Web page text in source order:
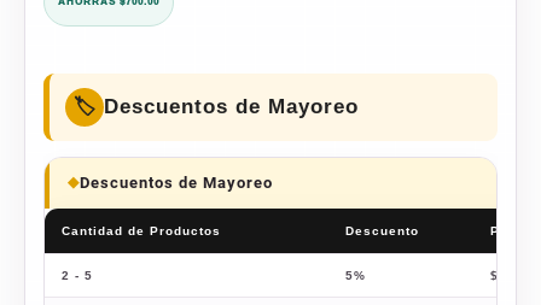
$2,499.00.
$1,799.00.
Descuentos de Mayoreo
Descuentos de Mayoreo
Cantidad de Productos Descuento Precio
2 - 5 5% $